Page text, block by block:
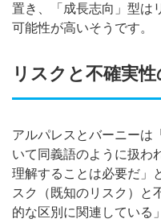
置き、「成長志向」型は
可能性が高いそうです。
リスクと不確実
アルパレスとバーニーは
いて同義語のように扱わ
理解することは必要だ」
スク（既知のリスク）と
的な区別に関連している